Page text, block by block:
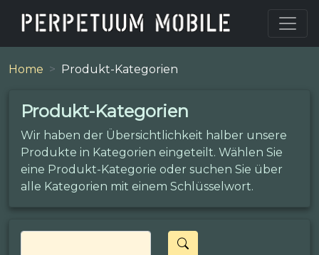
Home Produkt-Kategorien
Produkt-Kategorien
Wir haben der Übersichtlichkeit halber unsere
Produkte in Kategorien eingeteilt. Wählen Sie
eine Produkt-Kategorie oder suchen Sie über
alle Kategorien mit einem Schlüsselwort.